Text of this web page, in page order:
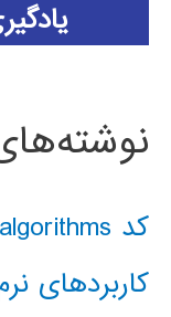
کد classical AI search algorithms
کاربردهای